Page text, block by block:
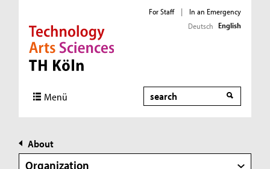
Direkt zur Hauptnavigation
Direkt zur Subnavigation
Direkt zum Inhalt
Direkt zum Fußbereich
For Staff |
In an Emergency
Deutsch English
Menü Search
About
Organization